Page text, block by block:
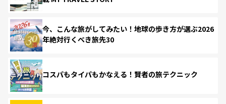
今、こんな旅がしてみたい！地球の歩き方が選ぶ2026
年絶対行くべき旅先30
コスパもタイパもかなえる！賢者の旅テクニック